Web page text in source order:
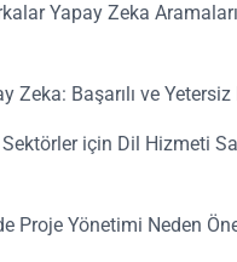
Yapay Zeka
Zeka: Başarılı ve
için Dil Hizmeti
Proje Yönetimi Neden